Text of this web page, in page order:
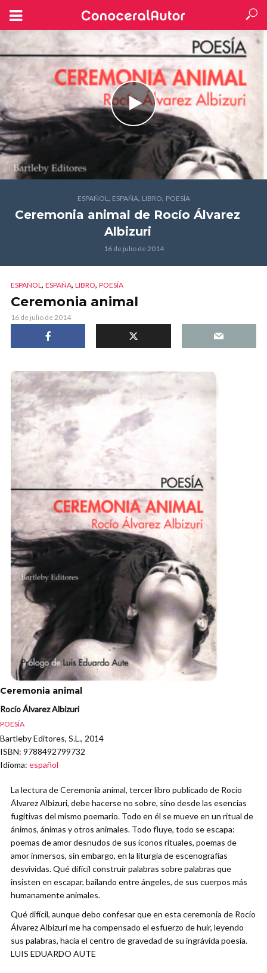
ESPAÑOL, ESPAÑA, LIBRO, POESÍA
Ceremonia animal de Rocío Álvarez
Albizuri
16 de julio de 2014
ESPAÑOL, ESPAÑA, LIBRO, POESÍA
Ceremonia animal
16 de julio de 2014
Ceremonia animal
Rocío Álvarez Albizuri
POESÍA
Bartleby Editores, S.L., 2014
ISBN: 9788492799732
Idioma: español
La lectura de Ceremonia animal, tercer libro publicado de Rocío
Álvarez Albizuri, debe hacerse no sobre, sino desde las esencias
fugitivas del mismo poemario. Todo en él se mueve en un ritual de
ánimos, ánimas y otros animales. Todo fluye, todo se escapa:
poemas de amor desnudos de sus iconos rituales, poemas de
amor inmersos, sin embargo, en la liturgia de escenografías
desvividas. Qué difícil construir palabras sobre palabras que
insisten en escapar, bailando entre ángeles, de sus cuerpos más
humanamente animales.
Qué difícil, aunque debo confesar que en esta ceremonia de Rocío
Álvarez Albizuri me ha compensado el esfuerzo de huir, leyendo
sus palabras, hacia el centro de gravedad de su ingrávida poesía.
LUIS EDUARDO AUTE